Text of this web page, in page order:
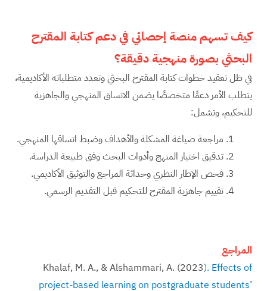
كيف تسهم منصة إحصائي في دعم كتابة المقترح
البحثي بصورة منهجية دقيقة؟
في ظل تعقيد خطوات كتابة المقترح البحثي وتعدد متطلباته الأكاديمية،
يتطلب الأمر دعمًا متخصصًا يضمن الاتساق المنهجي والجاهزية
للتحكيم، وتشمل:
مراجعة صياغة المشكلة والأهداف وضبط اتساقها المنهجي.
تدقيق اختيار المنهج وأدوات البحث وفق طبيعة الدراسة.
فحص الإطار النظري وحداثة المراجع والتوثيق الأكاديمي.
تقييم جاهزية المقترح للتحكيم قبل التقديم الرسمي.
المراجع
Khalaf, M. A., & Alshammari, A. (2023). Effects of
project-based learning on postgraduate students’